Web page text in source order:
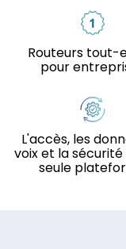
Routeurs tout-
pour
L'accès, les
voix et la sécurité
seule